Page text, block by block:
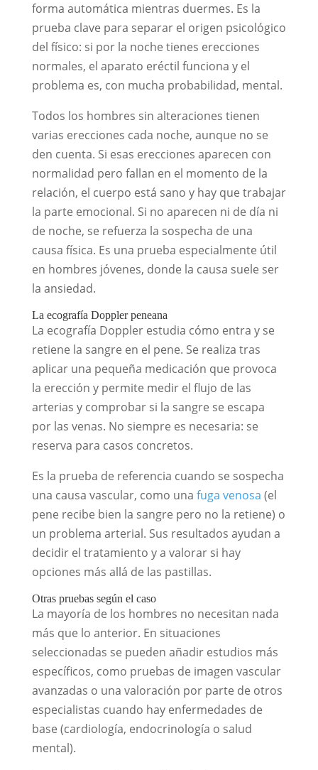
forma automática mientras duermes. Es la
prueba clave para separar el origen psicológico
del físico: si por la noche tienes erecciones
normales, el aparato eréctil funciona y el
problema es, con mucha probabilidad, mental.
Todos los hombres sin alteraciones tienen
varias erecciones cada noche, aunque no se
den cuenta. Si esas erecciones aparecen con
normalidad pero fallan en el momento de la
relación, el cuerpo está sano y hay que trabajar
la parte emocional. Si no aparecen ni de día ni
de noche, se refuerza la sospecha de una
causa física. Es una prueba especialmente útil
en hombres jóvenes, donde la causa suele ser
la ansiedad.
La ecografía Doppler peneana
La ecografía Doppler estudia cómo entra y se
retiene la sangre en el pene. Se realiza tras
aplicar una pequeña medicación que provoca
la erección y permite medir el flujo de las
arterias y comprobar si la sangre se escapa
por las venas. No siempre es necesaria: se
reserva para casos concretos.
Es la prueba de referencia cuando se sospecha
una causa vascular, como una fuga venosa (el
pene recibe bien la sangre pero no la retiene) o
un problema arterial. Sus resultados ayudan a
decidir el tratamiento y a valorar si hay
opciones más allá de las pastillas.
Otras pruebas según el caso
La mayoría de los hombres no necesitan nada
más que lo anterior. En situaciones
seleccionadas se pueden añadir estudios más
específicos, como pruebas de imagen vascular
avanzadas o una valoración por parte de otros
especialistas cuando hay enfermedades de
base (cardiología, endocrinología o salud
mental).